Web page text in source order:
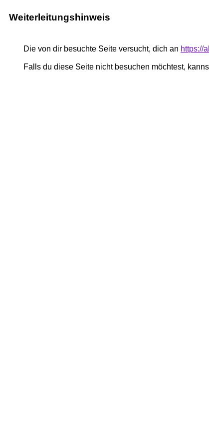
Weiterleitungshinweis
Die von dir besuchte Seite versucht, dich an https://
Falls du diese Seite nicht besuchen möchtest,